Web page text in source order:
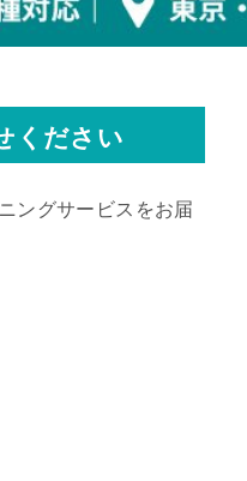
ください
ングサービスをお届